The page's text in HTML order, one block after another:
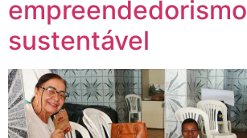
empreendedorismo
sustentável